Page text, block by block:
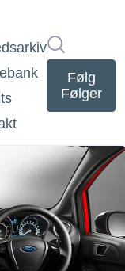
Følg
Følger